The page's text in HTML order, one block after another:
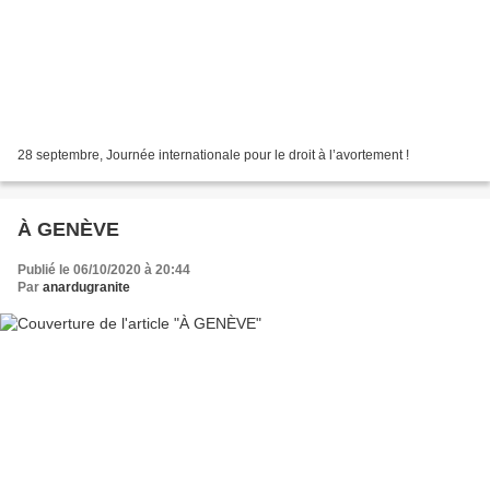
28 septembre, Journée internationale pour le droit à l’avortement !
À GENÈVE
Publié le 06/10/2020 à 20:44
Par anardugranite